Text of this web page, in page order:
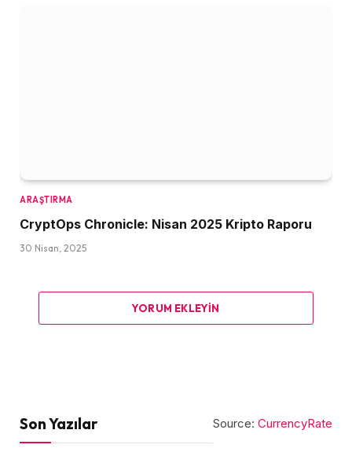
ARAŞTIRMA
CryptOps Chronicle: Nisan 2025 Kripto Raporu
30 Nisan, 2025
YORUM EKLEYIN
Source: CurrencyRate
Son Yazılar